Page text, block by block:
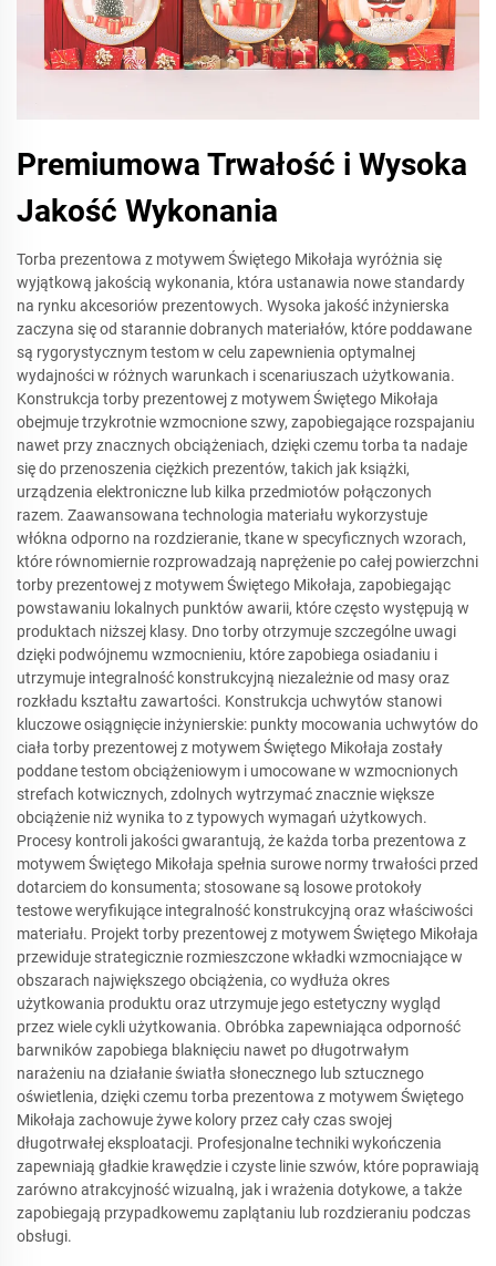
Premiumowa Trwałość i Wysoka
Jakość Wykonania
Torba prezentowa z motywem Świętego Mikołaja wyróżnia się
wyjątkową jakością wykonania, która ustanawia nowe standardy
na rynku akcesoriów prezentowych. Wysoka jakość inżynierska
zaczyna się od starannie dobranych materiałów, które poddawane
są rygorystycznym testom w celu zapewnienia optymalnej
wydajności w różnych warunkach i scenariuszach użytkowania.
Konstrukcja torby prezentowej z motywem Świętego Mikołaja
obejmuje trzykrotnie wzmocnione szwy, zapobiegające rozspajaniu
nawet przy znacznych obciążeniach, dzięki czemu torba ta nadaje
się do przenoszenia ciężkich prezentów, takich jak książki,
urządzenia elektroniczne lub kilka przedmiotów połączonych
razem. Zaawansowana technologia materiału wykorzystuje
włókna odporno na rozdzieranie, tkane w specyficznych wzorach,
które równomiernie rozprowadzają naprężenie po całej powierzchni
torby prezentowej z motywem Świętego Mikołaja, zapobiegając
powstawaniu lokalnych punktów awarii, które często występują w
produktach niższej klasy. Dno torby otrzymuje szczególne uwagi
dzięki podwójnemu wzmocnieniu, które zapobiega osiadaniu i
utrzymuje integralność konstrukcyjną niezależnie od masy oraz
rozkładu kształtu zawartości. Konstrukcja uchwytów stanowi
kluczowe osiągnięcie inżynierskie: punkty mocowania uchwytów do
ciała torby prezentowej z motywem Świętego Mikołaja zostały
poddane testom obciążeniowym i umocowane w wzmocnionych
strefach kotwicznych, zdolnych wytrzymać znacznie większe
obciążenie niż wynika to z typowych wymagań użytkowych.
Procesy kontroli jakości gwarantują, że każda torba prezentowa z
motywem Świętego Mikołaja spełnia surowe normy trwałości przed
dotarciem do konsumenta; stosowane są losowe protokoły
testowe weryfikujące integralność konstrukcyjną oraz właściwości
materiału. Projekt torby prezentowej z motywem Świętego Mikołaja
przewiduje strategicznie rozmieszczone wkładki wzmocniające w
obszarach największego obciążenia, co wydłuża okres
użytkowania produktu oraz utrzymuje jego estetyczny wygląd
przez wiele cykli użytkowania. Obróbka zapewniająca odporność
barwników zapobiega blaknięciu nawet po długotrwałym
narażeniu na działanie światła słonecznego lub sztucznego
oświetlenia, dzięki czemu torba prezentowa z motywem Świętego
Mikołaja zachowuje żywe kolory przez cały czas swojej
długotrwałej eksploatacji. Profesjonalne techniki wykończenia
zapewniają gładkie krawędzie i czyste linie szwów, które poprawiają
zarówno atrakcyjność wizualną, jak i wrażenia dotykowe, a także
zapobiegają przypadkowemu zaplątaniu lub rozdzieraniu podczas
obsługi.